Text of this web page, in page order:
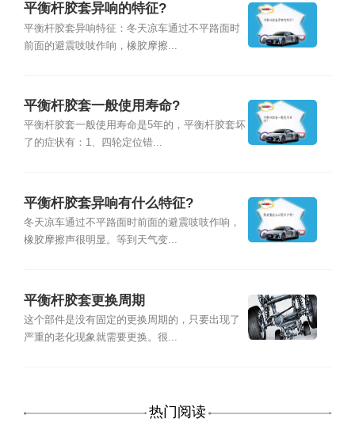
平衡杆胶套异响的特征?
平衡杆胶套异响特征：冬天凉车通过不平路面时
前面的避震吱吱作响，橡胶摩擦...
平衡杆胶套一般使用寿命?
平衡杆胶套一般使用寿命是5年的，平衡杆胶套坏
了的症状有：1、四轮定位错...
平衡杆胶套异响有什么特征?
冬天凉车通过不平路面时前面的避震吱吱作响，
橡胶摩擦声很明显。等到天气变...
平衡杆胶套更换周期
这个部件是没有固定的更换周期的，只要出现了
严重的老化现象就需要更换。很...
热门阅读